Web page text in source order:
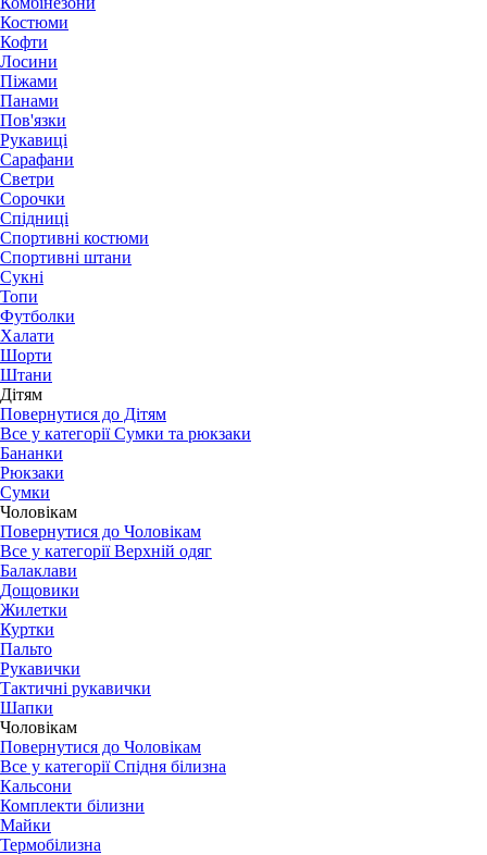
Костюми
Кофти
Лосини
Піжами
Панами
Пов'язки
Рукавиці
Сарафани
Светри
Сорочки
Спідниці
Спортивні костюми
Спортивні штани
Сукні
Топи
Футболки
Халати
Шорти
Штани
Дітям
Повернутися до Дітям
Все у категорії Сумки та рюкзаки
Бананки
Рюкзаки
Сумки
Чоловікам
Повернутися до Чоловікам
Все у категорії Верхній одяг
Балаклави
Дощовики
Жилетки
Куртки
Пальто
Рукавички
Тактичні рукавички
Шапки
Чоловікам
Повернутися до Чоловікам
Все у категорії Спідня білизна
Кальсони
Комплекти білизни
Майки
Термобілизна